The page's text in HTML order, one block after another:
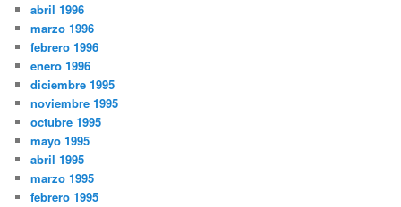
abril 1996
marzo 1996
febrero 1996
enero 1996
diciembre 1995
noviembre 1995
octubre 1995
mayo 1995
abril 1995
marzo 1995
febrero 1995